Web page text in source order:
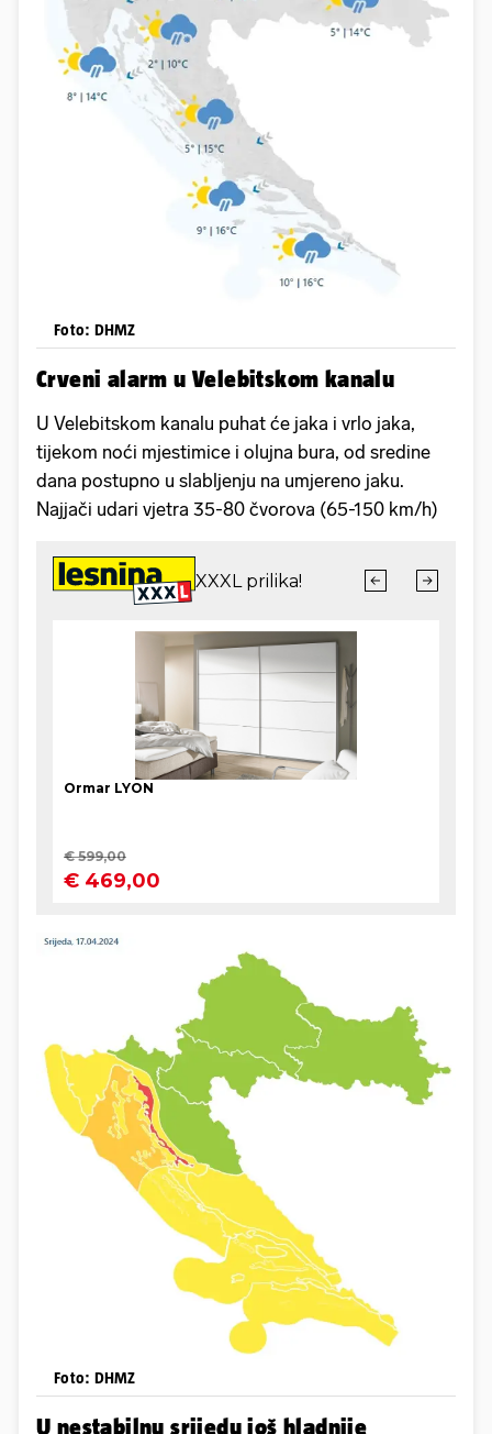
Foto: DHMZ
Crveni alarm u Velebitskom kanalu
U Velebitskom kanalu puhat će jaka i vrlo jaka,
tijekom noći mjestimice i olujna bura, od sredine
dana postupno u slabljenju na umjereno jaku.
Najjači udari vjetra 35-80 čvorova (65-150 km/h)
Foto: DHMZ
U nestabilnu srijedu još hladnije